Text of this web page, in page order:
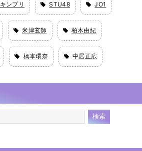
キンプリ STU48 JO1
米津玄師 柏木由紀
橋本環奈 中居正広